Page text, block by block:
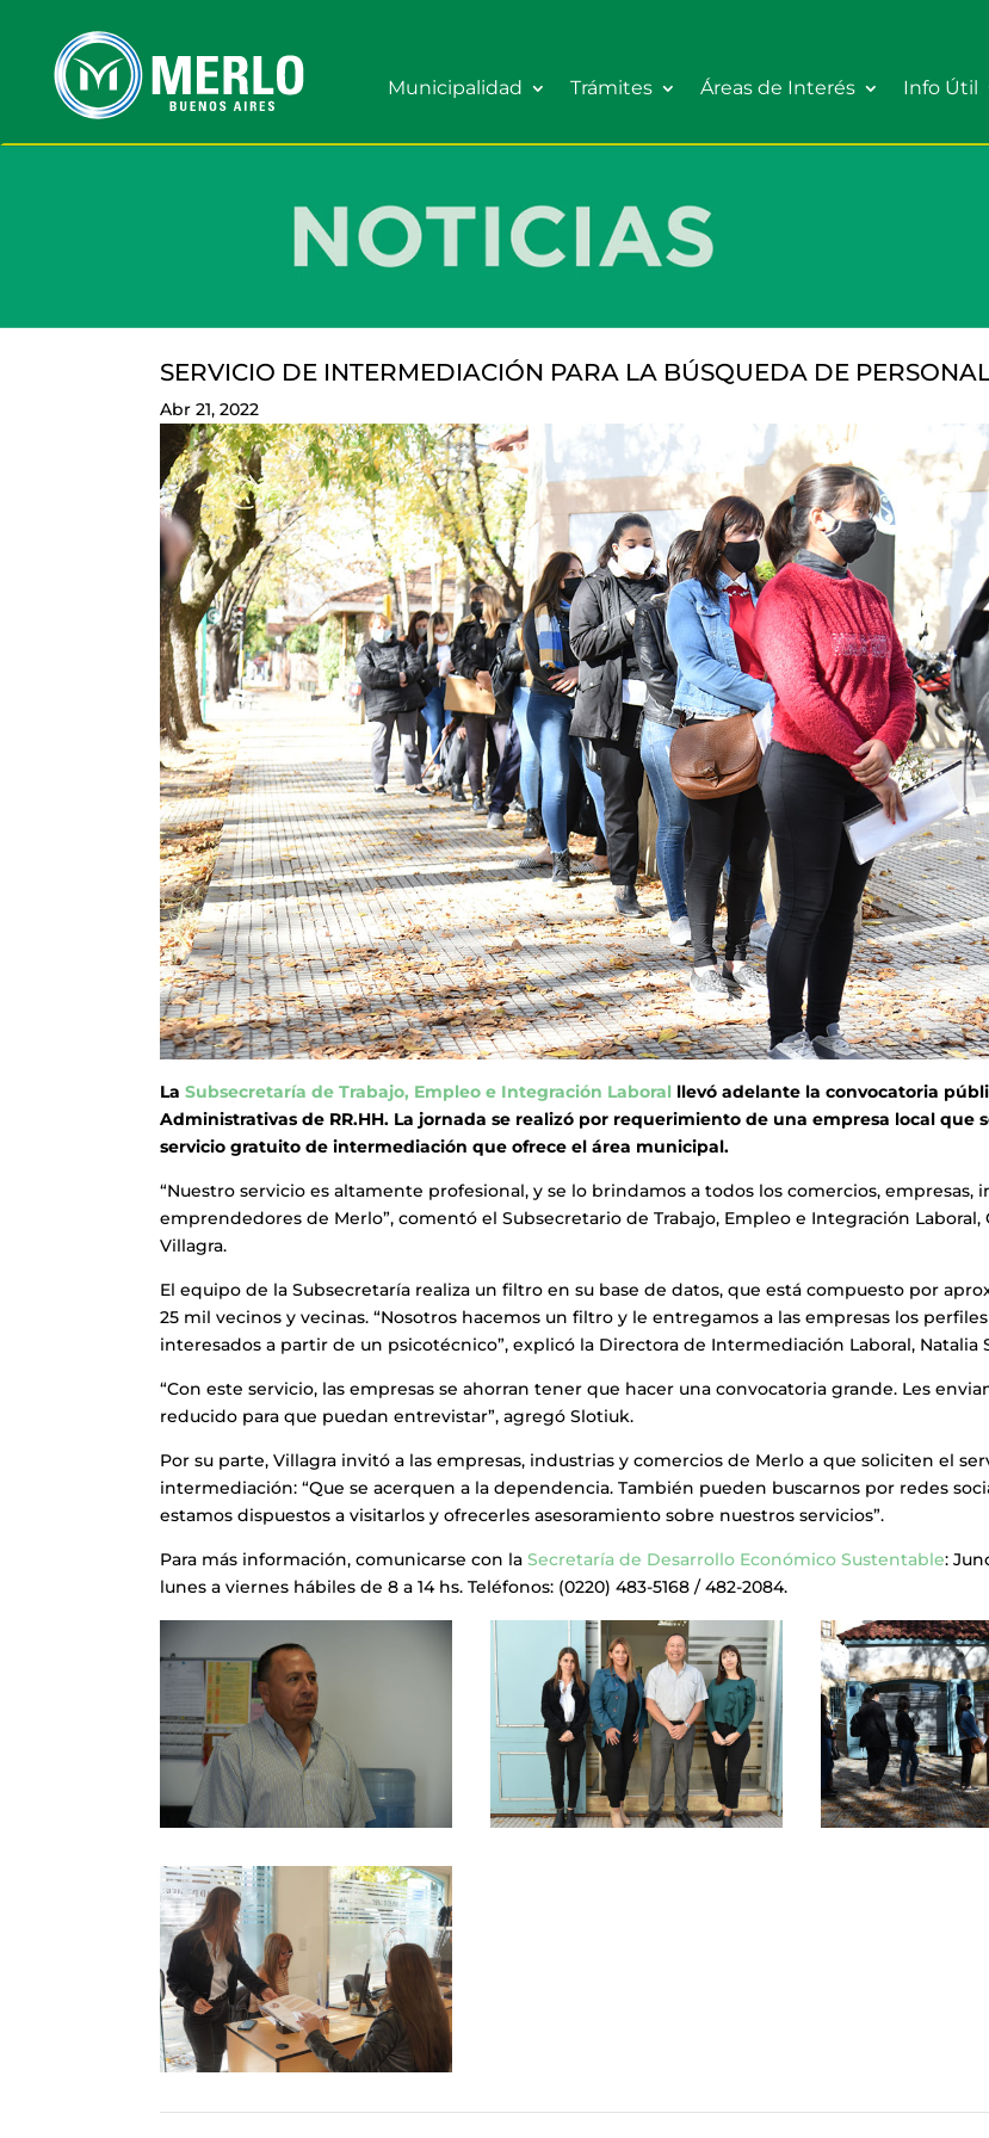
Municipalidad Trámites Áreas de Interés Info Útil
SERVICIO DE INTERMEDIACIÓN PARA LA BÚSQUEDA DE
Abr 21, 2022
LaSubsecretaría de Trabajo, Empleo e Integración Laboral llevó adelante la convocatoria
Administrativas de RR.HH. La jornada se realizó por requerimiento de una empresa local que
servicio gratuito de intermediación que ofrece el área municipal.
“Nuestro servicio es altamente profesional, y se lo brindamos a todos los comercios, empresas,
emprendedores de Merlo”, comentó el Subsecretario de Trabajo, Empleo e Integración Laboral,
Villagra.
El equipo de la Subsecretaría realiza un filtro en su base de datos, que está compuesto por
25 mil vecinos y vecinas. “Nosotros hacemos un filtro y le entregamos a las empresas los
interesados a partir de un psicotécnico”, explicó la Directora de Intermediación Laboral, Natalia
“Con este servicio, las empresas se ahorran tener que hacer una convocatoria grande. Les
reducido para que puedan entrevistar”, agregó Slotiuk.
Por su parte, Villagra invitó a las empresas, industrias y comercios de Merlo a que soliciten el
intermediación: “Que se acerquen a la dependencia. También pueden buscarnos por redes
estamos dispuestos a visitarlos y ofrecerles asesoramiento sobre nuestros servicios”.
Para más información, comunicarse con laSecretaría de Desarrollo Económico Sustentable:
lunes a viernes hábiles de 8 a 14 hs. Teléfonos: (0220) 483-5168 / 482-2084.